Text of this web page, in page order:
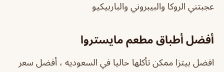
عجبتني الروكا والبيبروني والباربيكيو
أفضل أطباق مطعم مايستروا
افضل بيتزا ممكن تأكلها حاليا في السعوديه ، أفضل سعر